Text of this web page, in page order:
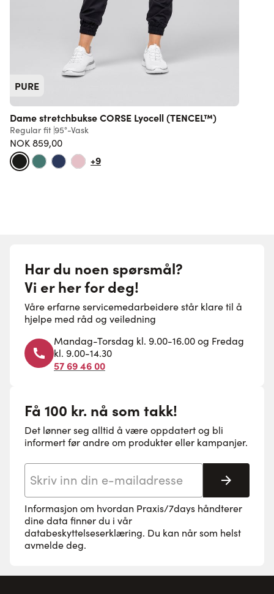
PURE
Dame stretchbukse CORSE Lyocell (TENCEL™)
Regular fit 95°-Vask
NOK 859,00
+9
Har du noen spørsmål?
Vi er her for deg!
Våre erfarne servicemedarbeidere står klare til å
hjelpe med råd og veiledning
Mandag-Torsdag kl. 9.00-16.00 og Fredag
kl. 9.00-14.30
57 69 46 00
Få 100 kr. nå som takk!
Det lønner seg alltid å være oppdatert og bli
informert før andre om produkter eller kampanjer.
Informasjon om hvordan Praxis/7days håndterer
dine data finner du i vår
databeskyttelseserklæring. Du kan når som helst
avmelde deg.